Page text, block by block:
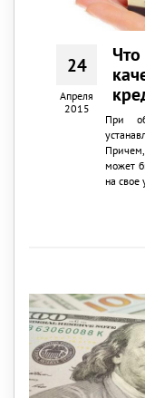
24
Апреля
2015
При
может
на свое